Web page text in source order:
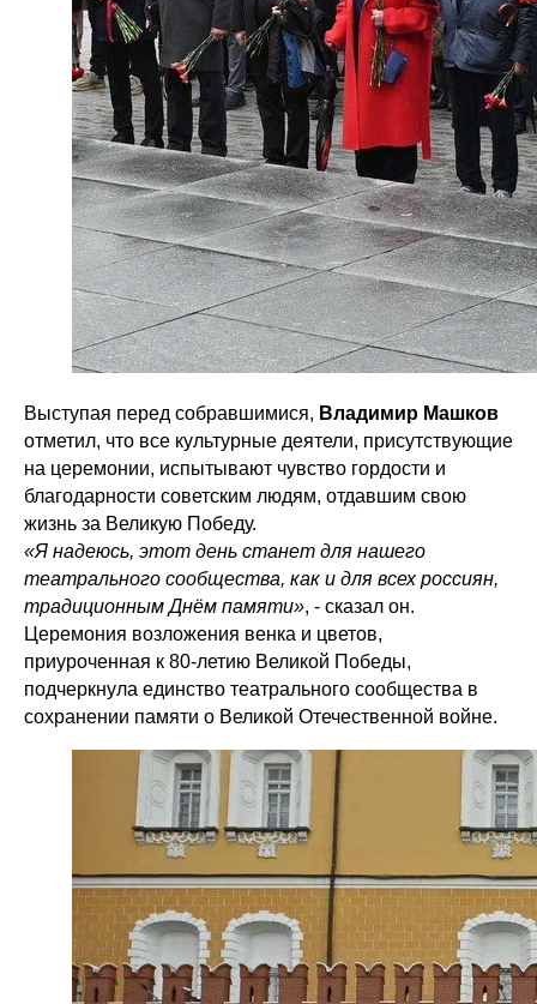
Выступая перед собравшимися, Владимир Машков
отметил, что все культурные деятели, присутствующие
на церемонии, испытывают чувство гордости и
благодарности советским людям, отдавшим свою
жизнь за Великую Победу.
«Я надеюсь, этот день станет для нашего
театрального сообщества, как и для всех россиян,
традиционным Днём памяти», - сказал он.
Церемония возложения венка и цветов,
приуроченная к 80-летию Великой Победы,
подчеркнула единство театрального сообщества в
сохранении памяти о Великой Отечественной войне.